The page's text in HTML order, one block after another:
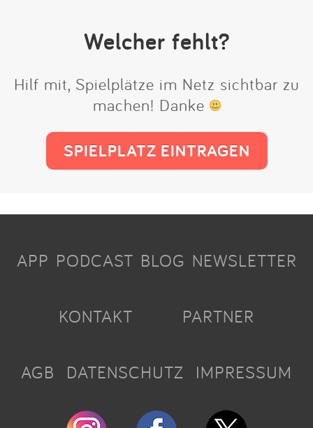
Welcher fehlt?
Hilf mit, Spielplätze im Netz sichtbar zu
machen! Danke
SPIELPLATZ EINTRAGEN
APP PODCAST BLOG NEWSLETTER
KONTAKT PARTNER
AGB DATENSCHUTZ IMPRESSUM